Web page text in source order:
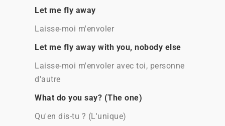
Let me fly away
Laisse-moi m'envoler
Let me fly away with you, nobody else
Laisse-moi m'envoler avec toi, personne
d'autre
What do you say? (The one)
Qu'en dis-tu ? (L'unique)